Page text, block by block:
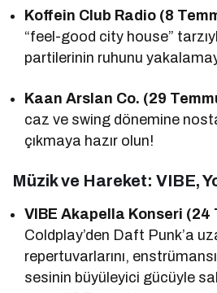
Koffein Club Radio (8
“feel-good city house”
partilerinin ruhunu
Kaan Arslan Co. (29
caz ve swing dönemine
çıkmaya hazır olun!
Müzik ve Hareket: VIBE,
VIBE Akapella Konseri (24
Coldplay’den Daft Punk’a
repertuvarlarını,
sesinin büyüleyici gücüyle